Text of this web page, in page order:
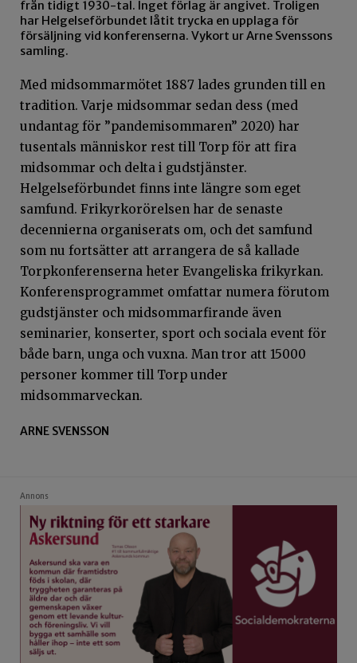
från tidigt 1930-tal. Inget förlag är angivet. Troligen
har Helgelseförbundet låtit trycka en upplaga för
försäljning vid konferenserna. Vykort ur Arne Svenssons
samling.
Med midsommarmötet 1887 lades grunden till en
tradition. Varje midsommar sedan dess (med
undantag för ”pandemisommaren” 2020) har
tusentals människor rest till Torp för att fira
midsommar och delta i gudstjänster.
Helgelseförbundet finns inte längre som eget
samfund. Frikyrkorörelsen har de senaste
decennierna organiserats om, och det samfund
som nu fortsätter att arrangera de så kallade
Torpkonferenserna heter Evangeliska frikyrkan.
Konferensprogrammet omfattar numera förutom
gudstjänster och midsommarfirande även
seminarier, konserter, sport och sociala event för
både barn, unga och vuxna. Man tror att 15000
personer kommer till Torp under
midsommarveckan.
ARNE SVENSSON
Annons